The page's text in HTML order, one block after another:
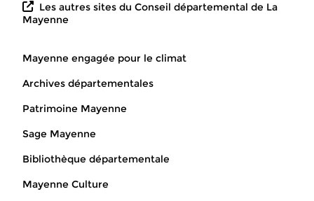
Les autres sites du Conseil départemental de La
Mayenne
Mayenne engagée pour le climat
Archives départementales
Patrimoine Mayenne
Sage Mayenne
Bibliothèque départementale
Mayenne Culture